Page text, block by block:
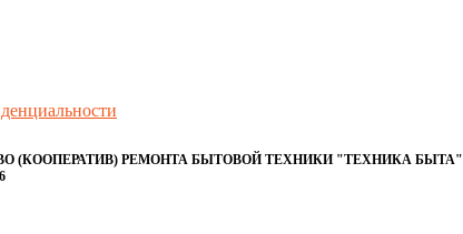
(КООПЕРАТИВ) РЕМОНТА БЫТОВОЙ ТЕХНИКИ "ТЕХНИКА БЫТА"